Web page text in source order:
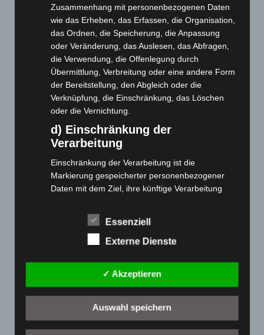
Webseite
Cashback-Aktion
Händler werden
Home
Gemeinsam spenden
Kontakt
Reklamation einreichen
Produktpalette
Elektro-Fahrräder
Elektro-Kabinenroller
Elektro-Klappräder
Elektro-Lastendreiräder
Elektro-Roller
Zusammenhang mit personenbezogenen Daten
wie das Erheben, das Erfassen, die Organisation,
das Ordnen, die Speicherung, die Anpassung
oder Veränderung, das Auslesen, das Abfragen,
die Verwendung, die Offenlegung durch
Übermittlung, Verbreitung oder eine andere Form
der Bereitstellung, den Abgleich oder die
Verknüpfung, die Einschränkung, das Löschen
oder die Vernichtung.
d) Einschränkung der
Verarbeitung
Einschränkung der Verarbeitung ist die
Markierung gespeicherter personenbezogener
Daten mit dem Ziel, ihre künftige Verarbeitung
e) Profiling
Profiling ist jede Art der automatisierten
verwendet werden, um bestimmte persönliche
beziehen, zu bewerten, insbesondere, um
Lage, Gesundheit, persönlicher Vorlieben,
Essenziell
Externe Dienste
✓ Akzeptieren
Auswahl speichern